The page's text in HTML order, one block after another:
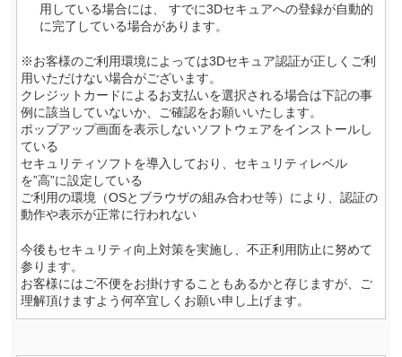
用している場合には、 すでに3Dセキュアへの登録が自動的
に完了している場合があります。
※お客様のご利用環境によっては3Dセキュア認証が正しくご利
用いただけない場合がございます。
クレジットカードによるお支払いを選択される場合は下記の事
例に該当していないか、ご確認をお願いいたします。
ポップアップ画面を表示しないソフトウェアをインストールし
ている
セキュリティソフトを導入しており、セキュリティレベル
を”高”に設定している
ご利用の環境（OSとブラウザの組み合わせ等）により、認証の
動作や表示が正常に行われない
今後もセキュリティ向上対策を実施し、不正利用防止に努めて
参ります。
お客様にはご不便をお掛けすることもあるかと存じますが、ご
理解頂けますよう何卒宜しくお願い申し上げます。